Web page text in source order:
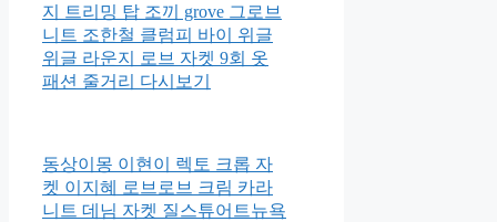
지 트리밍 탑 조끼 grove 그로브
니트 조한철 클럼피 바이 위글
위글 라운지 로브 자켓 9회 옷
패션 줄거리 다시보기
동상이몽 이현이 렉토 크롭 자
켓 이지혜 로브로브 크림 카라
니트 데님 자켓 질스튜어트뉴욕